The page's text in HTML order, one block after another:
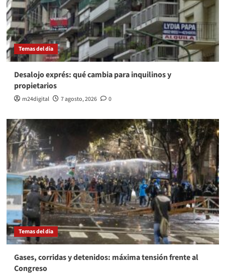
Temas del dia
Desalojo exprés: qué cambia para inquilinos y
propietarios
m24digital 7 agosto, 2026 0
Temas del dia
Gases, corridas y detenidos: máxima tensión frente al
Congreso